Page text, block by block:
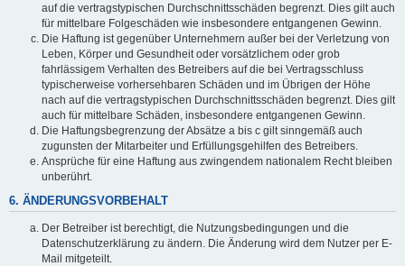
auf die vertragstypischen Durchschnittsschäden begrenzt. Dies gilt auch
für mittelbare Folgeschäden wie insbesondere entgangenen Gewinn.
Die Haftung ist gegenüber Unternehmern außer bei der Verletzung von
Leben, Körper und Gesundheit oder vorsätzlichem oder grob
fahrlässigem Verhalten des Betreibers auf die bei Vertragsschluss
typischerweise vorhersehbaren Schäden und im Übrigen der Höhe
nach auf die vertragstypischen Durchschnittsschäden begrenzt. Dies gilt
auch für mittelbare Schäden, insbesondere entgangenen Gewinn.
Die Haftungsbegrenzung der Absätze a bis c gilt sinngemäß auch
zugunsten der Mitarbeiter und Erfüllungsgehilfen des Betreibers.
Ansprüche für eine Haftung aus zwingendem nationalem Recht bleiben
unberührt.
6. ÄNDERUNGSVORBEHALT
Der Betreiber ist berechtigt, die Nutzungsbedingungen und die
Datenschutzerklärung zu ändern. Die Änderung wird dem Nutzer per E-
Mail mitgeteilt.